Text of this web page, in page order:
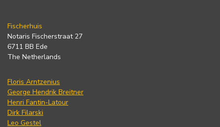
Fischerhuis
Notaris Fischerstraat 27
6711 BB Ede
The Netherlands
Floris Arntzenius
George Hendrik Breitner
Henri Fantin-Latour
Dirk Filarski
Leo Gestel